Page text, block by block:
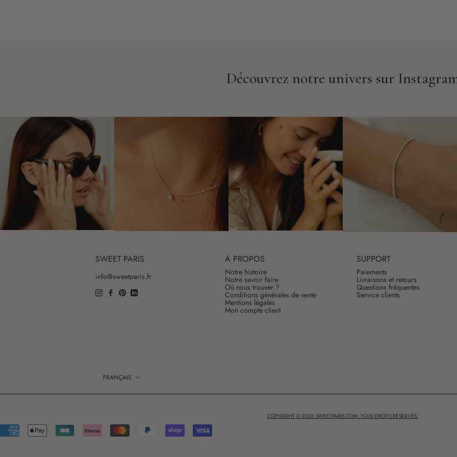
Découvrez notre univers sur
SWEET PARIS
info@sweetparis.fr
À PROPOS
Notre histoire
Notre savoir faire
Où nous trouver ?
Conditions générales de vente
Mentions légales
Mon compte client
SUPPORT
Paiements
Livraisons et retours
Questions fréquentes
Service clients
Langue
FRANÇAIS
COPYRIGHT © 2026 SWEETPARIS.COM, TOUS DROITS RÉSERVÉS.